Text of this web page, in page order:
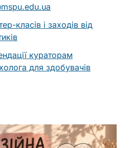
класів і заходів від
кураторам
для здобувачів